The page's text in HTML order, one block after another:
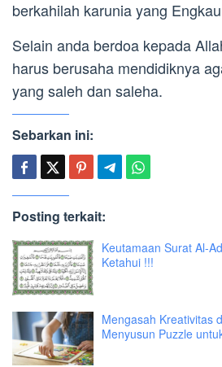
berkahilah karunia yang
Selain anda berdoa kepada
harus berusaha mendidiknya
yang saleh dan saleha.
Sebarkan ini:
Posting terkait:
Keutamaan Surat Al-
Ketahui !!!
Mengasah Kreativitas
Menyusun Puzzle